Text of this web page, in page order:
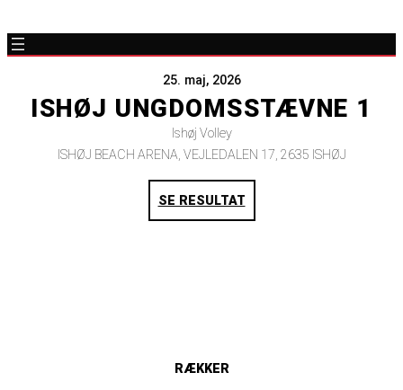
25. maj, 2026
ISHØJ UNGDOMSSTÆVNE 1
Ishøj Volley
ISHØJ BEACH ARENA, VEJLEDALEN 17, 2635 ISHØJ
SE RESULTAT
RÆKKER